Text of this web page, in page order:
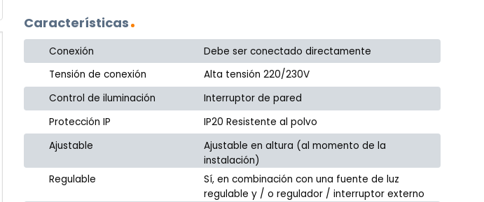
Características
Conexión
Debe ser conectado directamente
Tensión de conexión
Alta tensión 220/230V
Control de iluminación
Interruptor de pared
Protección IP
IP20 Resistente al polvo
Ajustable
Ajustable en altura (al momento de la
instalación)
Regulable
Sí, en combinación con una fuente de luz
regulable y / o regulador / interruptor externo